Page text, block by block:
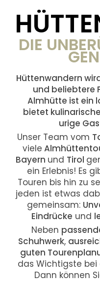
DIE
Hüttenwandern
und beliebtere
Almhütte ist ein
bietet
urige
Unser Team vom
viele
Bayern und Tirol
ein Erlebnis! Es
Touren bis hin zu
jeden ist etwas
gemeinsam:
Eindrücke und
Neben
Schuhwerk,
guten
das Wichtigste bei
Dann können